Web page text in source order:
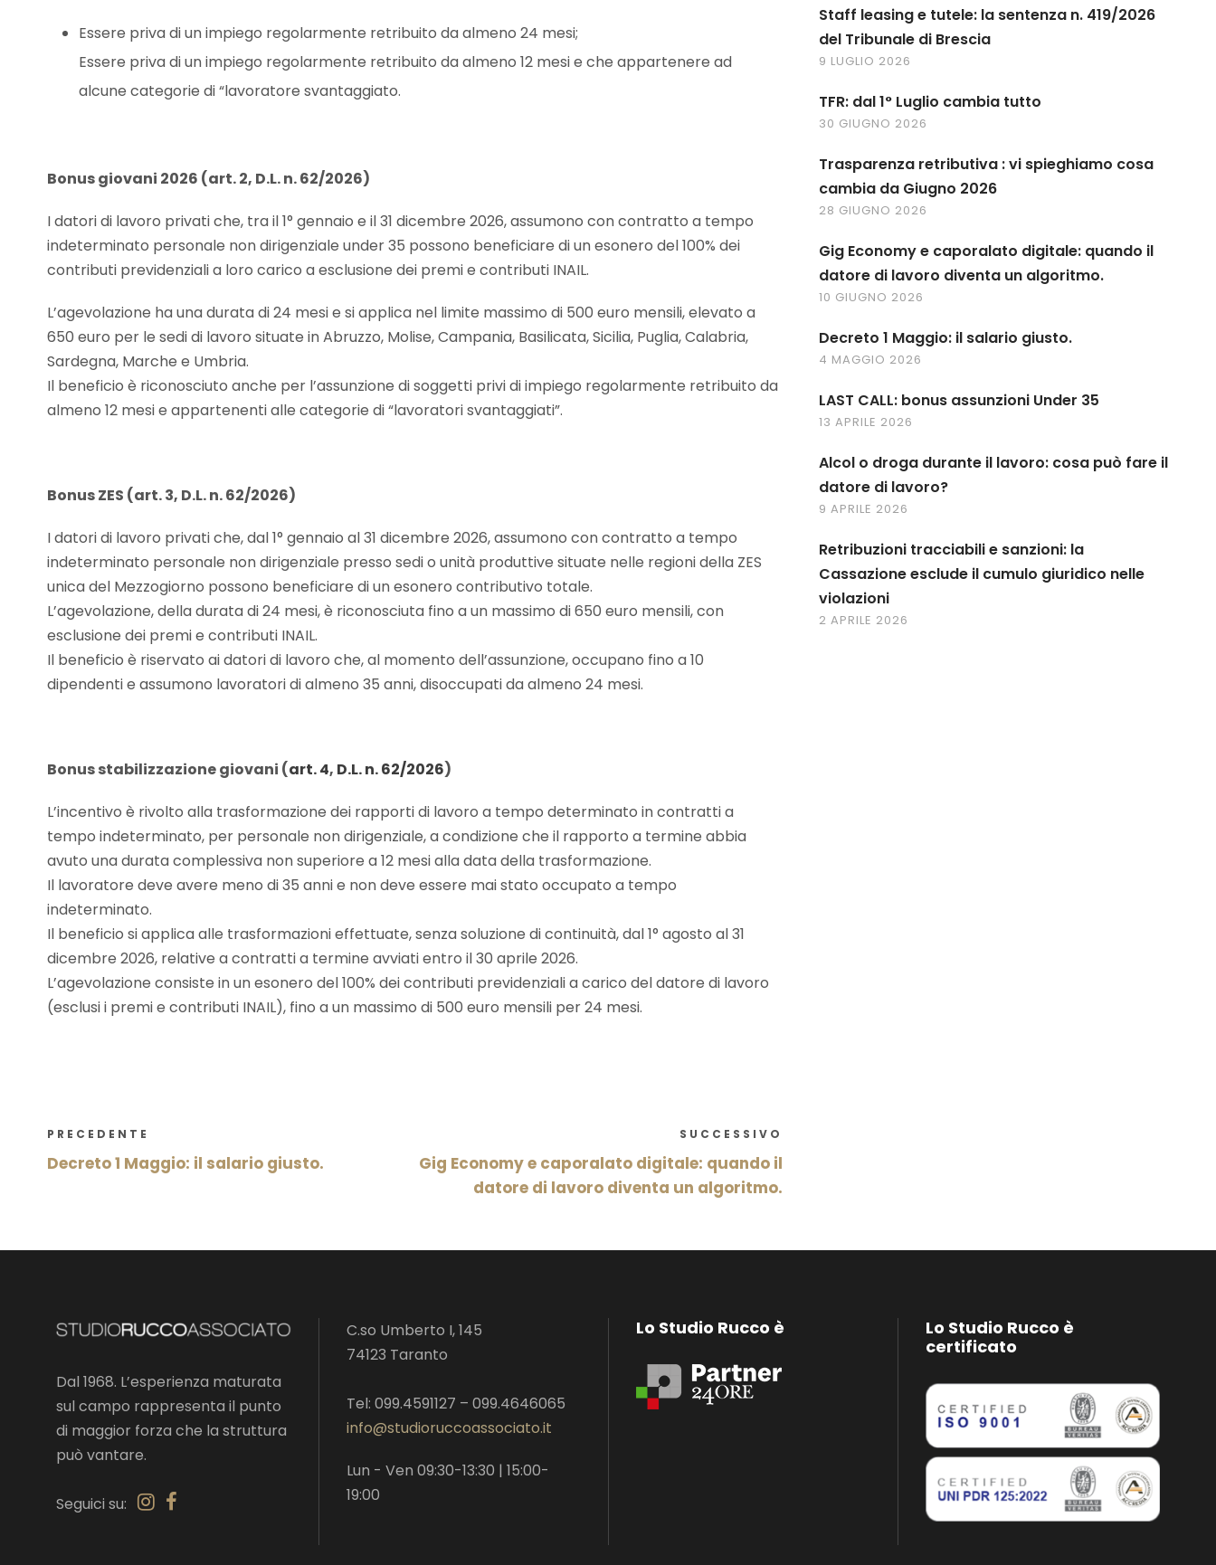
Essere priva di un impiego regolarmente retribuito da almeno 24 mesi;
Essere priva di un impiego regolarmente retribuito da almeno 12 mesi e che appartenere ad
alcune categorie di “lavoratore svantaggiato.
Bonus giovani 2026 (art. 2, D.L. n. 62/2026)
I datori di lavoro privati che, tra il 1° gennaio e il 31 dicembre 2026, assumono con contratto a tempo
indeterminato personale non dirigenziale under 35 possono beneficiare di un esonero del 100% dei
contributi previdenziali a loro carico a esclusione dei premi e contributi INAIL.
L’agevolazione ha una durata di 24 mesi e si applica nel limite massimo di 500 euro mensili, elevato a
650 euro per le sedi di lavoro situate in Abruzzo, Molise, Campania, Basilicata, Sicilia, Puglia, Calabria,
Sardegna, Marche e Umbria.
Il beneficio è riconosciuto anche per l’assunzione di soggetti privi di impiego regolarmente retribuito da
almeno 12 mesi e appartenenti alle categorie di “lavoratori svantaggiati”.
Bonus ZES (art. 3, D.L. n. 62/2026)
I datori di lavoro privati che, dal 1° gennaio al 31 dicembre 2026, assumono con contratto a tempo
indeterminato personale non dirigenziale presso sedi o unità produttive situate nelle regioni della ZES
unica del Mezzogiorno possono beneficiare di un esonero contributivo totale.
L’agevolazione, della durata di 24 mesi, è riconosciuta fino a un massimo di 650 euro mensili, con
esclusione dei premi e contributi INAIL.
Il beneficio è riservato ai datori di lavoro che, al momento dell’assunzione, occupano fino a 10
dipendenti e assumono lavoratori di almeno 35 anni, disoccupati da almeno 24 mesi.
Bonus stabilizzazione giovani (art. 4, D.L. n. 62/2026)
L’incentivo è rivolto alla trasformazione dei rapporti di lavoro a tempo determinato in contratti a
tempo indeterminato, per personale non dirigenziale, a condizione che il rapporto a termine abbia
avuto una durata complessiva non superiore a 12 mesi alla data della trasformazione.
Il lavoratore deve avere meno di 35 anni e non deve essere mai stato occupato a tempo
indeterminato.
Il beneficio si applica alle trasformazioni effettuate, senza soluzione di continuità, dal 1° agosto al 31
dicembre 2026, relative a contratti a termine avviati entro il 30 aprile 2026.
L’agevolazione consiste in un esonero del 100% dei contributi previdenziali a carico del datore di lavoro
(esclusi i premi e contributi INAIL), fino a un massimo di 500 euro mensili per 24 mesi.
PRECEDENTE
Decreto 1 Maggio: il salario giusto.
SUCCESSIVO
Gig Economy e caporalato digitale: quando il
datore di lavoro diventa un algoritmo.
Staff leasing e tutele: la sentenza n. 419/2026
del Tribunale di Brescia
9 LUGLIO 2026
TFR: dal 1° Luglio cambia tutto
30 GIUGNO 2026
Trasparenza retributiva : vi spieghiamo cosa
cambia da Giugno 2026
28 GIUGNO 2026
Gig Economy e caporalato digitale: quando il
datore di lavoro diventa un algoritmo.
10 GIUGNO 2026
Decreto 1 Maggio: il salario giusto.
4 MAGGIO 2026
LAST CALL: bonus assunzioni Under 35
13 APRILE 2026
Alcol o droga durante il lavoro: cosa può fare il
datore di lavoro?
9 APRILE 2026
Retribuzioni tracciabili e sanzioni: la
Cassazione esclude il cumulo giuridico nelle
violazioni
2 APRILE 2026
Dal 1968. L’esperienza maturata
sul campo rappresenta il punto
di maggior forza che la struttura
può vantare.
Seguici su:
C.so Umberto I, 145
74123 Taranto
Tel: 099.4591127 – 099.4646065
info@studioruccoassociato.it
Lun - Ven 09:30-13:30 | 15:00-
19:00
Lo Studio Rucco è
Lo Studio Rucco è
certificato